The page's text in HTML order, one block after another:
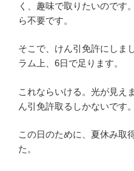
く、趣味で取りたいのです
ら不要です。
そこで、けん引免許にしま
ラム上、6日で足ります。
これならいける。光が見え
ん引免許取るしかないです。
この日のために、夏休み取
た。